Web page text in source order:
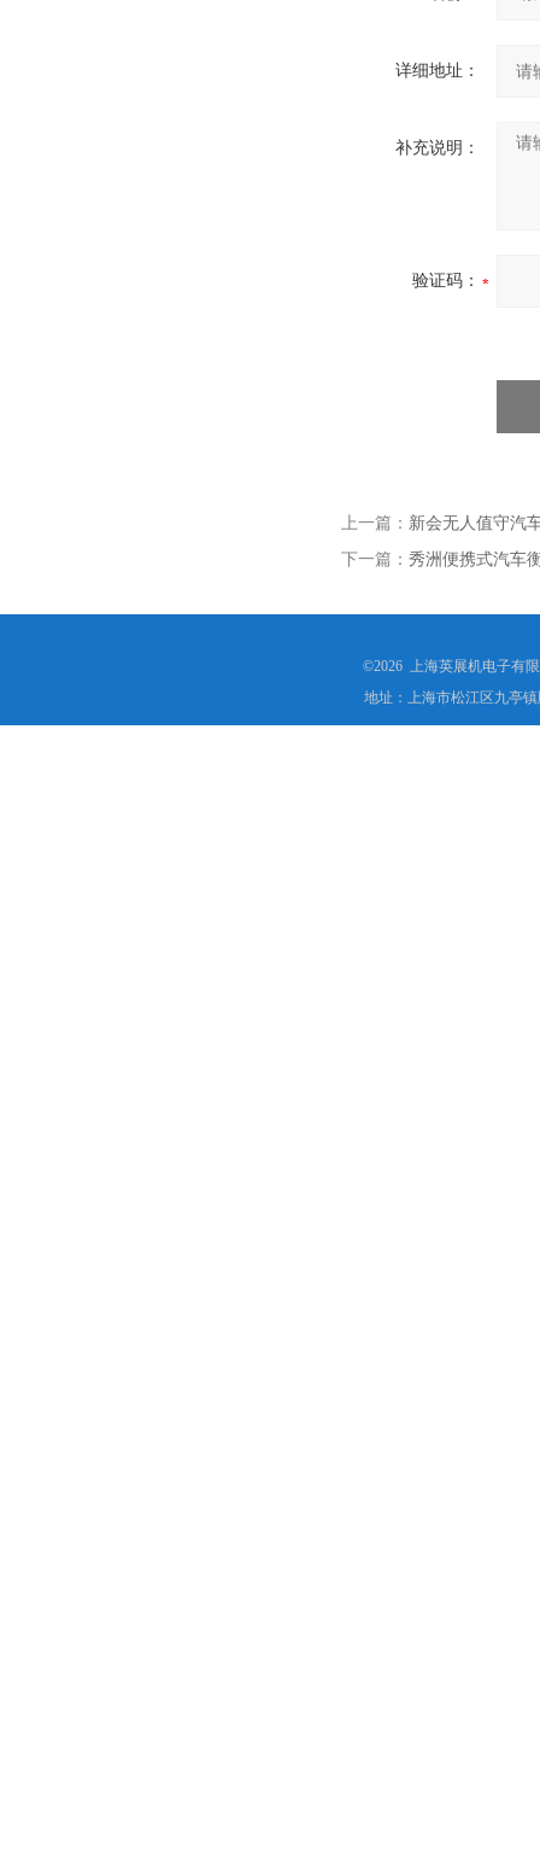
详细地址：
补充说明：
验证码：
上一篇： 新会无人值守汽
下一篇： 秀洲便携式汽车
©2026 上海英展机电子有
地址：上海市松江区九亭镇